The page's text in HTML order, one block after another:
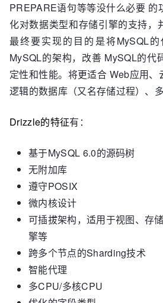
PREPARE语句等等没什么必要 的
化对数据类型和存储引擎的支持，
最终要实现的目的是将MySQL
MySQL的架构，改善 MySQL的代
定性和性能。将更适合 Web应用
逻辑的数据库（又名存储过程）、
Drizzle的特征有：
基于MySQL 6.0的源码树
无附加库
遵守POSIX
微内核设计
可插拔架构，适用于视图、存
擎等
跨多个节点的Sharding技术
智能代理
多CPU/多核CPU